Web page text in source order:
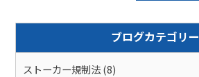
ブログカテゴリー
ストーカー規制法 (8)